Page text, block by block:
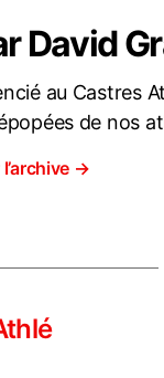
David
au Castres
de nos
→